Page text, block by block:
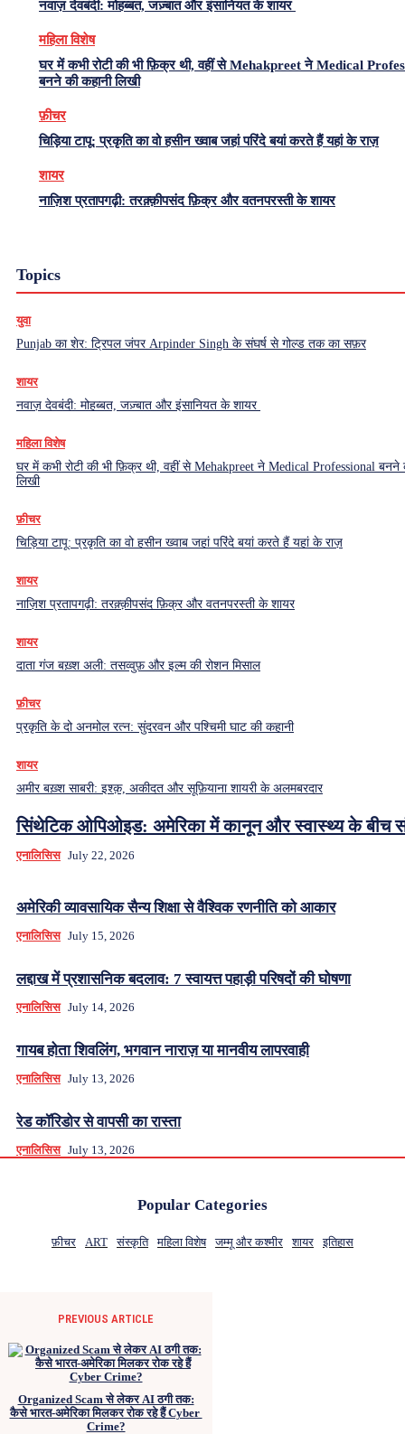
नवाज़ देवबंदी: मोहब्बत, जज़्बात और इंसानियत के शायर
महिला विशेष
घर में कभी रोटी की भी फ़िक्र थी, वहीं से Mehakpreet ने Medical
बनने की कहानी लिखी
फ़ीचर
चिड़िया टापू: प्रकृति का वो हसीन ख्वाब जहां परिंदे बयां करते हैं यहां के राज़
शायर
नाज़िश प्रतापगढ़ी: तरक़्क़ीपसंद फ़िक्र और वतनपरस्ती के शायर
Topics
युवा
Punjab का शेर: ट्रिपल जंपर Arpinder Singh के संघर्ष से गोल्ड तक का सफ़र
शायर
नवाज़ देवबंदी: मोहब्बत, जज़्बात और इंसानियत के शायर
महिला विशेष
घर में कभी रोटी की भी फ़िक्र थी, वहीं से Mehakpreet ने Medical Professional बनने
लिखी
फ़ीचर
चिड़िया टापू: प्रकृति का वो हसीन ख्वाब जहां परिंदे बयां करते हैं यहां के राज़
शायर
नाज़िश प्रतापगढ़ी: तरक़्क़ीपसंद फ़िक्र और वतनपरस्ती के शायर
शायर
दाता गंज बख़्श अली: तसव्वुफ़ और इल्म की रोशन मिसाल
फ़ीचर
प्रकृति के दो अनमोल रत्न: सुंदरवन और पश्चिमी घाट की कहानी
शायर
अमीर बख़्श साबरी: इश्क़, अकीदत और सूफ़ियाना शायरी के अलमबरदार
सिंथेटिक ओपिओइड: अमेरिका में कानून और स्वास्थ्य के बीच
एनालिसिस July 22, 2026
अमेरिकी व्यावसायिक सैन्य शिक्षा से वैश्विक रणनीति को आकार
एनालिसिस July 15, 2026
लद्दाख में प्रशासनिक बदलाव: 7 स्वायत्त पहाड़ी परिषदों की घोषणा
एनालिसिस July 14, 2026
गायब होता शिवलिंग, भगवान नाराज़ या मानवीय लापरवाही
एनालिसिस July 13, 2026
रेड कॉरिडोर से वापसी का रास्ता
एनालिसिस July 13, 2026
Popular Categories
फ़ीचर ART संस्कृति महिला विशेष जम्मू और कश्मीर शायर इतिहास
PREVIOUS ARTICLE
Organized Scam से लेकर AI ठगी तक:
कैसे भारत-अमेरिका मिलकर रोक रहे हैं Cyber ​​
Crime?